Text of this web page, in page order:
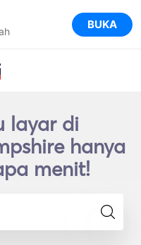
BUKA
layar di
hanya
menit!